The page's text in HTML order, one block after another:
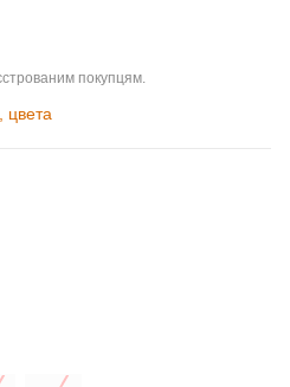
покупцям.
цвета